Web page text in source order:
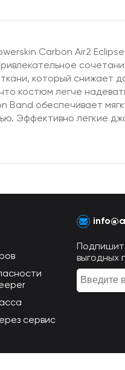
Carbon Air2
который снижает
костюм легче
Band обеспечивает
Эффективно легкие
сервис
выгодных